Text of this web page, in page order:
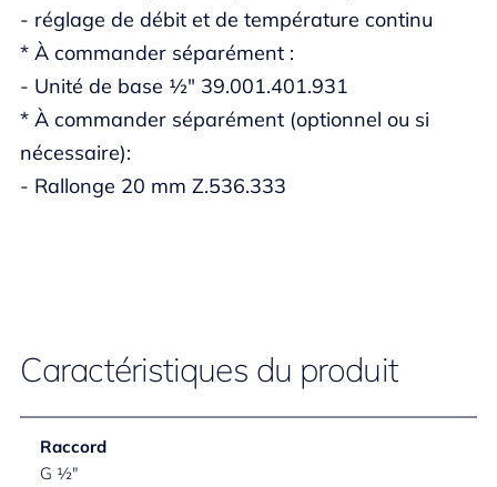
- réglage de débit et de température continu
* À commander séparément :
- Unité de base ½" 39.001.401.931
* À commander séparément (optionnel ou si
nécessaire):
- Rallonge 20 mm Z.536.333
Caractéristiques du produit
Raccord
G ½"